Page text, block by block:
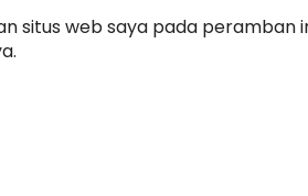
situs web saya pada peramban